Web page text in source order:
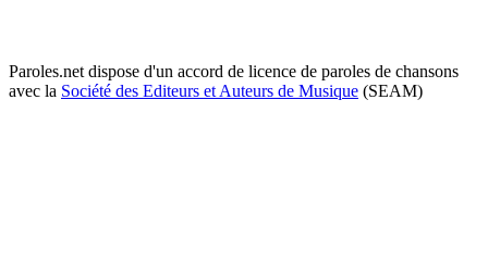
Paroles.net dispose d'un accord de licence de paroles de chansons
avec la Société des Editeurs et Auteurs de Musique (SEAM)